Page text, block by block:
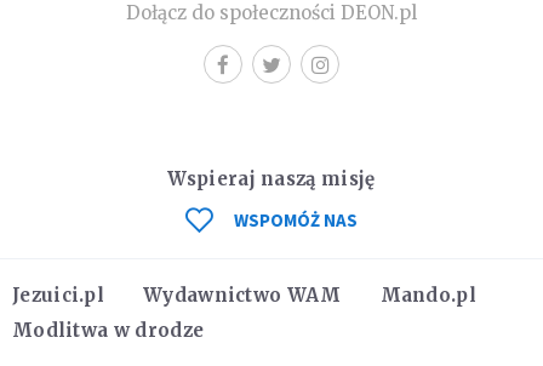
Dołącz do społeczności DEON.pl
Jezuici.pl Wydawnictwo WAM
Mando.pl
Modlitwa w drodze
Wspieraj naszą misję
WSPOMÓŻ NAS